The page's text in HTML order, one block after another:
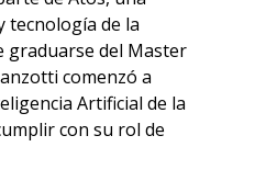
tecnología de la
graduarse del Master
comenzó a
Artificial de la
con su rol de